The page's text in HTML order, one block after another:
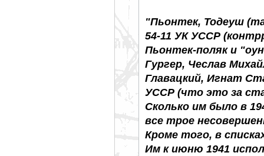
"Пьонтек, Тодеуш
54-11 УК УССР
Пьонтек-поляк и
Гургер, Чеслав
Главацкий, Игнат
УССР (что это за
Сколько им было в
все трое
Кроме того, в
Им к июню 1941